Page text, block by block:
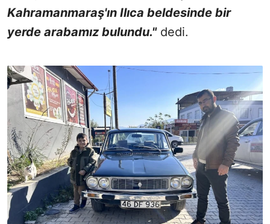
Kahramanmaraş'ın Ilıca beldesinde bir
yerde arabamız bulundu."dedi.